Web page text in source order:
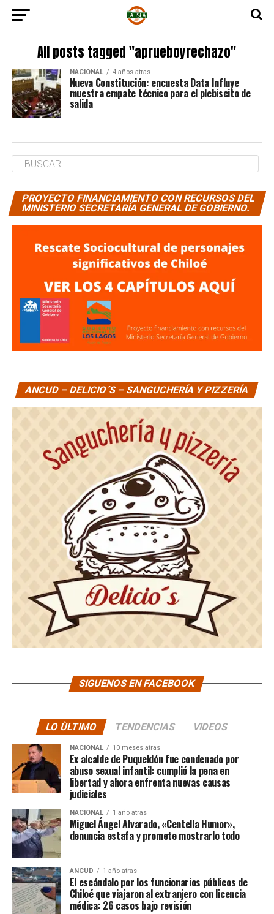
All posts tagged "aprueboyrechazo"
NACIONAL 4 años atras
Nueva Constitución: encuesta Data Influye
muestra empate técnico para el plebiscito de
salida
PROYECTO FINANCIAMIENTO CON RECURSOS DEL
MINISTERIO SECRETARÍA GENERAL DE GOBIERNO.
ANCUD – DELICIO´S – SANGUCHERÍA Y PIZZERÍA
SIGUENOS EN FACEBOOK
LO ÙLTIMO TENDENCIAS VIDEOS
NACIONAL 10 meses atras
Ex alcalde de Puqueldón fue condenado por
abuso sexual infantil: cumplió la pena en
libertad y ahora enfrenta nuevas causas
judiciales
NACIONAL 1 año atras
Miguel Ángel Alvarado, «Centella Humor»,
denuncia estafa y promete mostrarlo todo
ANCUD 1 año atras
El escándalo por los funcionarios públicos de
Chiloé que viajaron al extranjero con licencia
médica: 26 casos bajo revisión